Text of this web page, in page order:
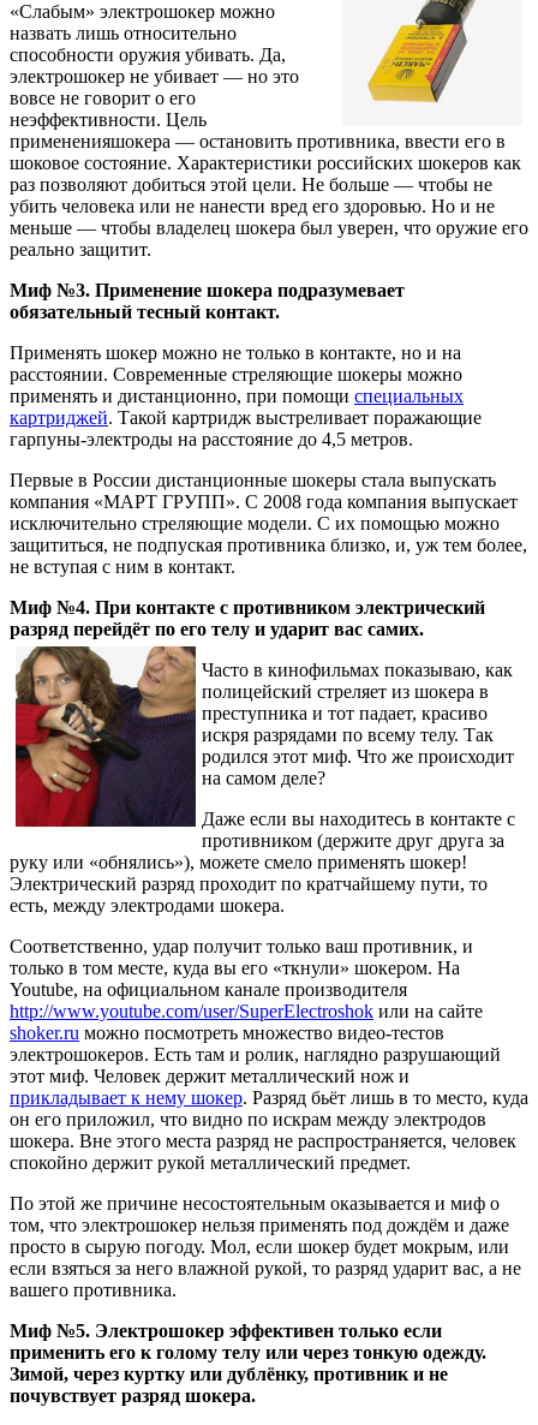
«Слабым» электрошокер можно
назвать лишь относительно
способности оружия убивать. Да,
электрошокер не убивает — но это
вовсе не говорит о его
неэффективности. Цель
примененияшокера — остановить противника, ввести его в
шоковое состояние. Характеристики российских шокеров как
раз позволяют добиться этой цели. Не больше — чтобы не
убить человека или не нанести вред его здоровью. Но и не
меньше — чтобы владелец шокера был уверен, что оружие его
реально защитит.
Миф №3. Применение шокера подразумевает
обязательный тесный контакт.
Применять шокер можно не только в контакте, но и на
расстоянии. Современные стреляющие шокеры можно
применять и дистанционно, при помощи специальных
картриджей. Такой картридж выстреливает поражающие
гарпуны-электроды на расстояние до 4,5 метров.
Первые в России дистанционные шокеры стала выпускать
компания «МАРТ ГРУПП». С 2008 года компания выпускает
исключительно стреляющие модели. С их помощью можно
защититься, не подпуская противника близко, и, уж тем более,
не вступая с ним в контакт.
Миф №4. При контакте с противником электрический
разряд перейдёт по его телу и ударит вас самих.
Часто в кинофильмах показываю, как
полицейский стреляет из шокера в
преступника и тот падает, красиво
искря разрядами по всему телу. Так
родился этот миф. Что же происходит
на самом деле?
Даже если вы находитесь в контакте с
противником (держите друг друга за
руку или «обнялись»), можете смело применять шокер!
Электрический разряд проходит по кратчайшему пути, то
есть, между электродами шокера.
Соответственно, удар получит только ваш противник, и
только в том месте, куда вы его «ткнули» шокером. На
Youtube, на официальном канале производителя
http://www.youtube.com/user/SuperElectroshok или на сайте
shoker.ru можно посмотреть множество видео-тестов
электрошокеров. Есть там и ролик, наглядно разрушающий
этот миф. Человек держит металлический нож и
прикладывает к нему шокер. Разряд бьёт лишь в то место, куда
он его приложил, что видно по искрам между электродов
шокера. Вне этого места разряд не распространяется, человек
спокойно держит рукой металлический предмет.
По этой же причине несостоятельным оказывается и миф о
том, что электрошокер нельзя применять под дождём и даже
просто в сырую погоду. Мол, если шокер будет мокрым, или
если взяться за него влажной рукой, то разряд ударит вас, а не
вашего противника.
Миф №5. Электрошокер эффективен только если
применить его к голому телу или через тонкую одежду.
Зимой, через куртку или дублёнку, противник и не
почувствует разряд шокера.